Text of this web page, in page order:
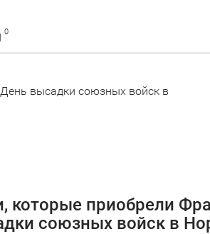
0
высадки союзных войск в
которые приобрели
союзных войск в